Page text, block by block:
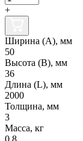
+
Ширина (А), мм
50
Высота (В), мм
36
Длина (L), мм
2000
Толщина, мм
3
Масса, кг